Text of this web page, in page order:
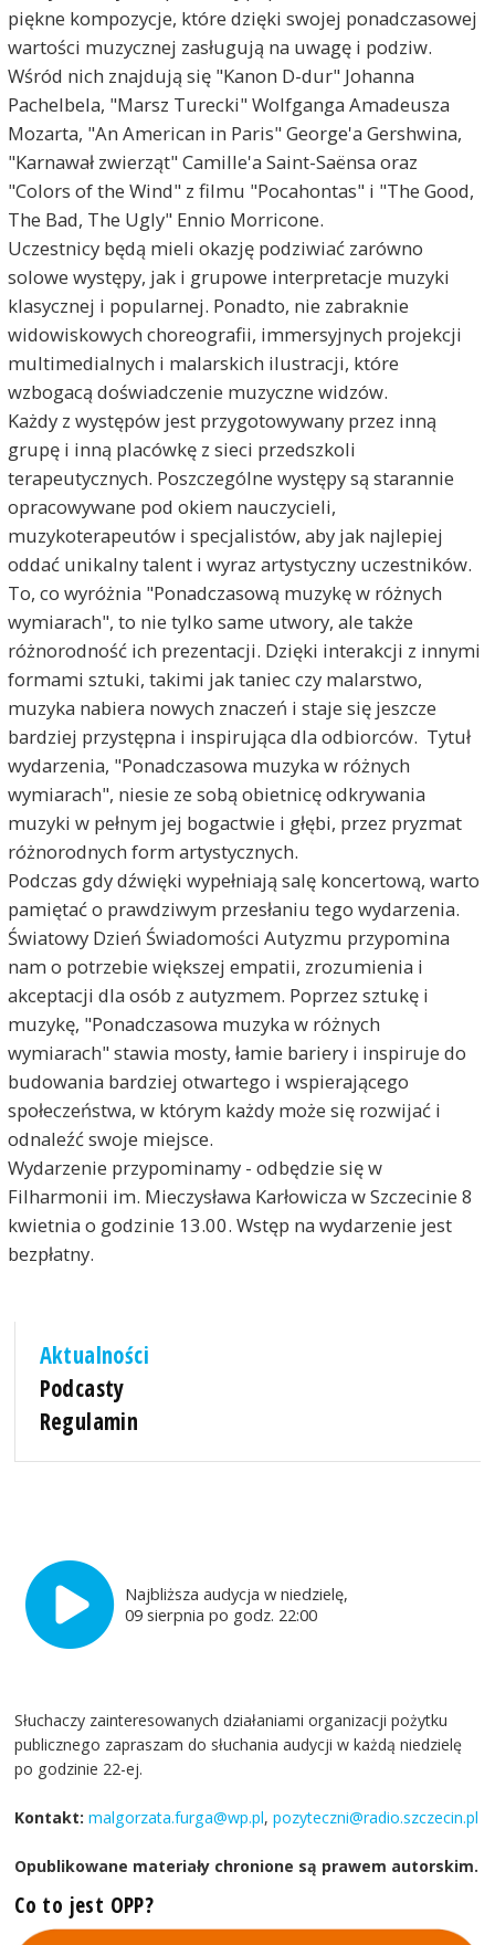
piękne kompozycje, które dzięki swojej ponadczasowej
wartości muzycznej zasługują na uwagę i podziw.
Wśród nich znajdują się "Kanon D-dur" Johanna
Pachelbela, "Marsz Turecki" Wolfganga Amadeusza
Mozarta, "An American in Paris" George'a Gershwina,
"Karnawał zwierząt" Camille'a Saint-Saënsa oraz
"Colors of the Wind" z filmu "Pocahontas" i "The Good,
The Bad, The Ugly" Ennio Morricone.
Uczestnicy będą mieli okazję podziwiać zarówno
solowe występy, jak i grupowe interpretacje muzyki
klasycznej i popularnej. Ponadto, nie zabraknie
widowiskowych choreografii, immersyjnych projekcji
multimedialnych i malarskich ilustracji, które
wzbogacą doświadczenie muzyczne widzów.
Każdy z występów jest przygotowywany przez inną
grupę i inną placówkę z sieci przedszkoli
terapeutycznych. Poszczególne występy są starannie
opracowywane pod okiem nauczycieli,
muzykoterapeutów i specjalistów, aby jak najlepiej
oddać unikalny talent i wyraz artystyczny uczestników.
To, co wyróżnia "Ponadczasową muzykę w różnych
wymiarach", to nie tylko same utwory, ale także
różnorodność ich prezentacji. Dzięki interakcji z innymi
formami sztuki, takimi jak taniec czy malarstwo,
muzyka nabiera nowych znaczeń i staje się jeszcze
bardziej przystępna i inspirująca dla odbiorców. Tytuł
wydarzenia, "Ponadczasowa muzyka w różnych
wymiarach", niesie ze sobą obietnicę odkrywania
muzyki w pełnym jej bogactwie i głębi, przez pryzmat
różnorodnych form artystycznych.
Podczas gdy dźwięki wypełniają salę koncertową, warto
pamiętać o prawdziwym przesłaniu tego wydarzenia.
Światowy Dzień Świadomości Autyzmu przypomina
nam o potrzebie większej empatii, zrozumienia i
akceptacji dla osób z autyzmem. Poprzez sztukę i
muzykę, "Ponadczasowa muzyka w różnych
wymiarach" stawia mosty, łamie bariery i inspiruje do
budowania bardziej otwartego i wspierającego
społeczeństwa, w którym każdy może się rozwijać i
odnaleźć swoje miejsce.
Wydarzenie przypominamy - odbędzie się w
Filharmonii im. Mieczysława Karłowicza w Szczecinie 8
kwietnia o godzinie 13.00. Wstęp na wydarzenie jest
bezpłatny.
Aktualności
Podcasty
Regulamin
Najbliższa audycja w niedzielę,
09 sierpnia po godz. 22:00
Słuchaczy zainteresowanych działaniami organizacji pożytku
publicznego zapraszam do słuchania audycji w każdą niedzielę
po godzinie 22-ej.
Kontakt: malgorzata.furga@wp.pl,pozyteczni@radio.szczecin.pl
Opublikowane materiały chronione są prawem autorskim.
Co to jest OPP?